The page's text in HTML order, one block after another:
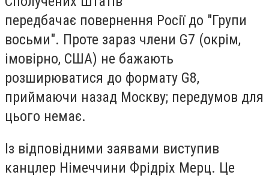
передбачає повернення Росії до "Групи
восьми". Проте зараз члени G7 (окрім,
імовірно, США) не бажають
розширюватися до формату G8,
приймаючи назад Москву; передумов для
цього немає.
Із відповідними заявами виступив
канцлер Німеччини Фрідріх Мерц. Це